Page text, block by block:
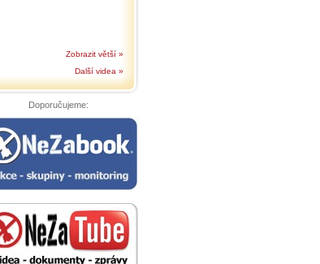
Zobrazit větší »
Další videa »
Doporučujeme: